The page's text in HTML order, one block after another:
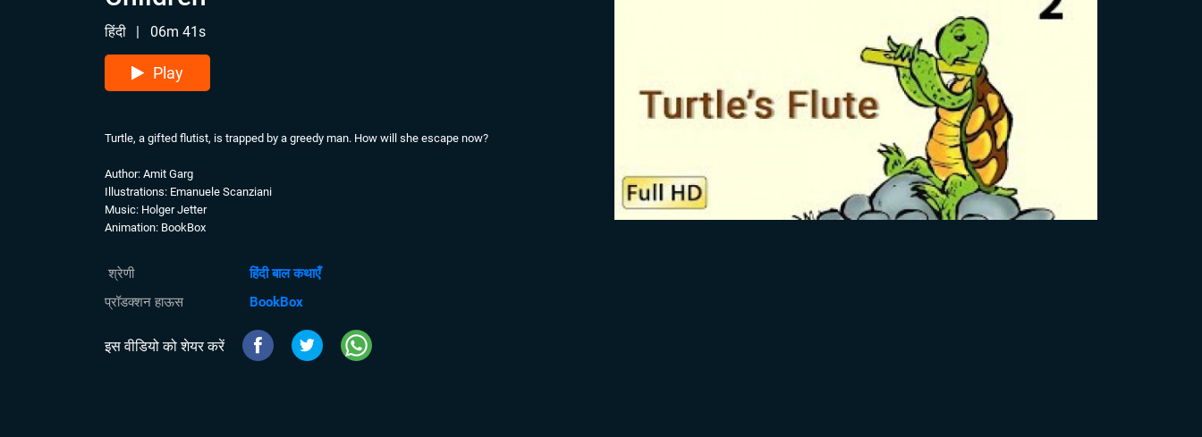
हिंदी | 06m 41s
Play
Turtle, a gifted flutist, is trapped by a greedy man. How will she escape now?
Author: Amit Garg
Illustrations: Emanuele Scanziani
Music: Holger Jetter
Animation: BookBox
श्रेणी
हिंदी बाल कथाएँ
प्रॉडक्शन हाऊस
BookBox
इस वीडियो को शेयर करें